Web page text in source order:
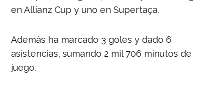
en Allianz Cup y uno en Supertaça.
Además ha marcado 3 goles y dado 6
asistencias, sumando 2 mil 706 minutos de
juego.